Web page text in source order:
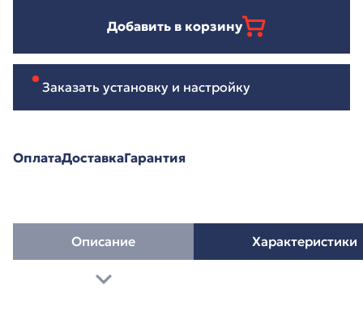
Добавить в корзину
Заказать установку и настройку
ОплатаДоставкаГарантия
Описание Характеристики